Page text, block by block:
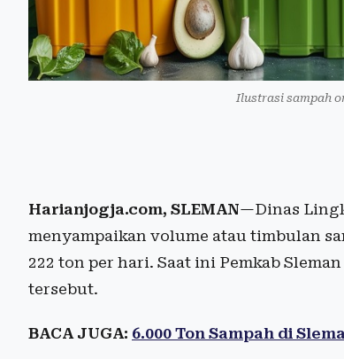
Ilustrasi sampah
Harianjogja.com, SLEMAN—Dinas
menyampaikan volume atau timbulan
222 ton per hari. Saat ini Pemkab
tersebut.
BACA JUGA: 6.000 Ton Sampah di